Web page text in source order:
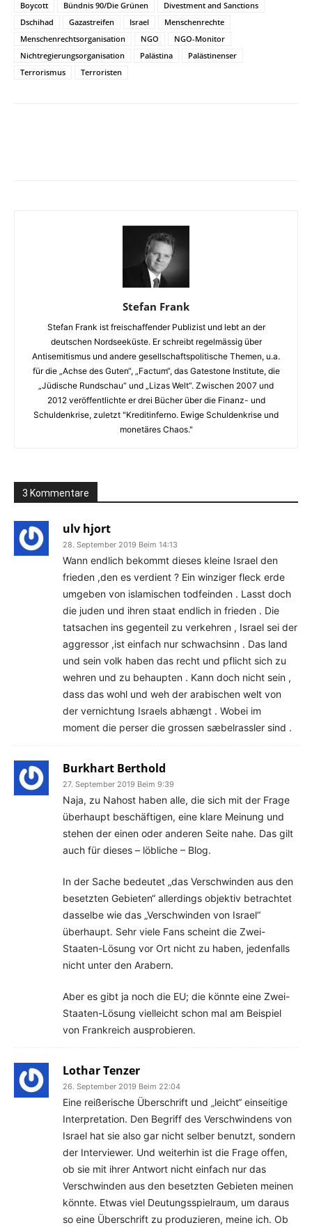
Boycott
Bündnis 90/Die Grünen
Divestment and Sanctions
Dschihad
Gazastreifen Israel
Menschenrechte
Menschenrechtsorganisation
NGO
NGO-Monitor
Nichtregierungsorganisation
Palästina
Palästinenser
Terrorismus
Terroristen
Stefan Frank
Stefan Frank ist freischaffender Publizist und lebt an der
deutschen Nordseeküste. Er schreibt regelmässig über
Antisemitismus und andere gesellschaftspolitische Themen, u.a.
für die „Achse des Guten“, „Factum“, das Gatestone Institute, die
„Jüdische Rundschau“ und „Lizas Welt“. Zwischen 2007 und
2012 veröffentlichte er drei Bücher über die Finanz- und
Schuldenkrise, zuletzt "Kreditinferno. Ewige Schuldenkrise und
monetäres Chaos."
3 Kommentare
ulv hjort
28. September 2019 Beim 14:13
Wann endlich bekommt dieses kleine Israel den
frieden ,den es verdient ? Ein winziger fleck erde
umgeben von islamischen todfeinden . Lasst doch
die juden und ihren staat endlich in frieden . Die
tatsachen ins gegenteil zu verkehren , Israel sei der
aggressor ,ist einfach nur schwachsinn . Das land
und sein volk haben das recht und pflicht sich zu
wehren und zu behaupten . Kann doch nicht sein ,
dass das wohl und weh der arabischen welt von
der vernichtung Israels abhængt . Wobei im
moment die perser die grossen sæbelrassler sind .
Burkhart Berthold
27. September 2019 Beim 9:39
Naja, zu Nahost haben alle, die sich mit der Frage
überhaupt beschäftigen, eine klare Meinung und
stehen der einen oder anderen Seite nahe. Das gilt
auch für dieses – löbliche – Blog.
In der Sache bedeutet „das Verschwinden aus den
besetzten Gebieten“ allerdings objektiv betrachtet
dasselbe wie das „Verschwinden von Israel“
überhaupt. Sehr viele Fans scheint die Zwei-
Staaten-Lösung vor Ort nicht zu haben, jedenfalls
nicht unter den Arabern.
Aber es gibt ja noch die EU; die könnte eine Zwei-
Staaten-Lösung vielleicht schon mal am Beispiel
von Frankreich ausprobieren.
Lothar Tenzer
26. September 2019 Beim 22:04
Eine reißerische Überschrift und „leicht“ einseitige
Interpretation. Den Begriff des Verschwindens von
Israel hat sie also gar nicht selber benutzt, sondern
der Interviewer. Und weiterhin ist die Frage offen,
ob sie mit ihrer Antwort nicht einfach nur das
Verschwinden aus den besetzten Gebieten meinen
könnte. Etwas viel Deutungsspielraum, um daraus
so eine Überschrift zu produzieren, meine ich. Ob